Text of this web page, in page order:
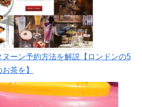
ーン予約方法を解説【ロンドンの5
茶を】